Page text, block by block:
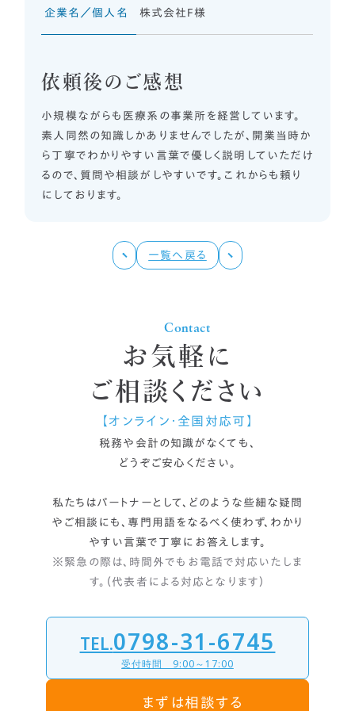
企業名／個人名 株式会社F様
依頼後のご感想
小規模ながらも医療系の事業所を経営しています。
素人同然の知識しかありませんでしたが、開業当時か
ら丁寧でわかりやすい言葉で優しく説明していただけ
るので、質問や相談がしやすいです。これからも頼り
にしております。
一覧へ戻る
Contact
お気軽に
ご相談ください
【オンライン・全国対応可】
税務や会計の知識がなくても、
どうぞご安心ください。
私たちはパートナーとして、どのような些細な疑問
やご相談にも、 専門用語をなるべく使わず、わかり
やすい言葉で丁寧にお答えします。
※緊急の際は、時間外でもお電話で対応いたしま
す。（代表者による対応となります）
TEL.0798-31-6745
受付時間 9:00～17:00
まずは相談する